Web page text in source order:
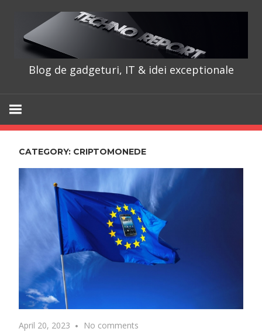
content
Blog de gadgeturi, IT & idei exceptionale
CATEGORY: CRIPTOMONEDE
April 20, 2023 No comments